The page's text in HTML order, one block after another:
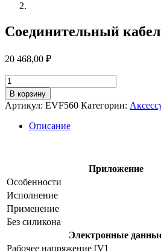
Соединительный
20 468,00 ₽
Количество
товара
Соединительный
кабель
evf560
В корзину
Артикул: EVF560 Категории:
Описание
Приложение
Особенности
Исполнение
Применение
Без силикона
Электронные
Рабочее напряжение [V]